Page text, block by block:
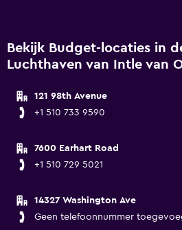
Bekijk Budget-locaties in
Luchthaven van Intle van
121 98th Avenue
+1 510 733 9590
7600 Earhart Road
+1 510 729 5021
14327 Washington Ave
Geen telefoonnummer